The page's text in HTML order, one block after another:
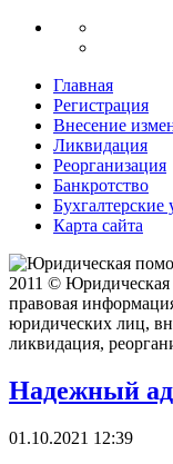
Главная
Регистрация
Внесение
Ликвидация
Реорганизация
Банкротство
Бухгалтерские
Карта сайта
Надежный
01.10.2021 12:39
2011 © Юридическая
правовая
юридических лиц,
ликвидация,